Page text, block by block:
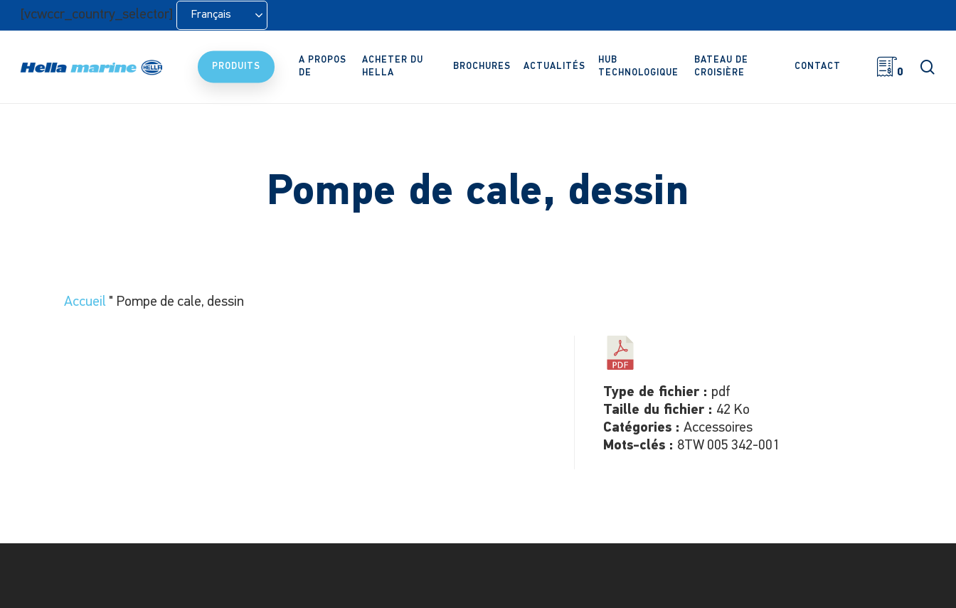
Retour[vcwccr_country_selector] Français
PRODUITS
A PROPOS
DE
ACHETER DU
HELLA
BROCHURES ACTUALITÉS
HUB
TECHNOLOGIQUE
BATEAU DE
CROISIÈRE
CONTACT
0
Pompe de cale, dessin
Accueil " Pompe de cale, dessin
Type de fichier : pdf
Taille du fichier : 42 Ko
Catégories : Accessoires
Mots-clés : 8TW 005 342-001